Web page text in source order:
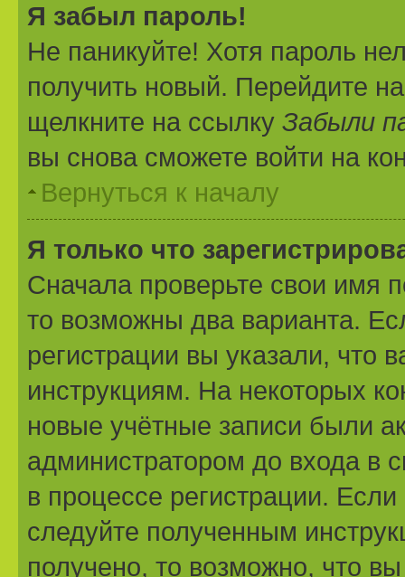
Я забыл пароль!
Не паникуйте! Хотя пароль
получить новый. Перейдите
щелкните на ссылку Забыли
вы снова сможете войти на
Вернуться к началу
Я только что
Сначала проверьте свои имя
то возможны два варианта.
регистрации вы указали, что
инструкциям. На некоторых
новые учётные записи были
администратором до входа в
в процессе регистрации.
следуйте полученным
получено, то возможно, что